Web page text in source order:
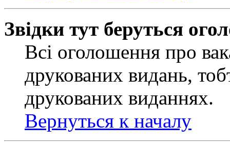
Звідки тут беруться
Всі оголошення про
друкованих видань,
друкованих виданнях.
Вернуться к началу